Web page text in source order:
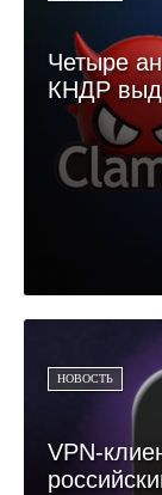
Четыре
КНДР
НОВОСТЬ
VPN-